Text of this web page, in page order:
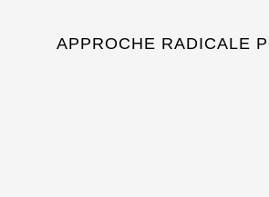
APPROCHE RADICALE